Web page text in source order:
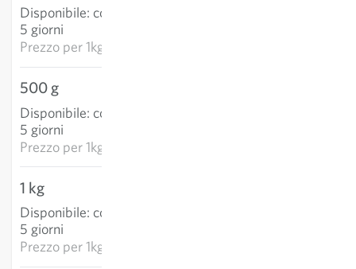
Disponibile: consegna 3-
5 giorni
Prezzo per1kg: 130,54 €
500 g
Disponibile: consegna 3-
5 giorni
Prezzo per1kg: 104,11 €
1 kg
Disponibile: consegna 3-
5 giorni
Prezzo per1kg: 81,59 €